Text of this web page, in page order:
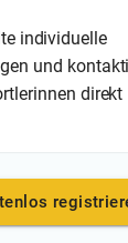
individuelle
und
direkt